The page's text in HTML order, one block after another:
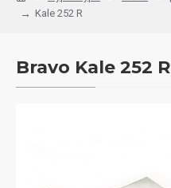
Kale 252 R
Bravo Kale 252 R